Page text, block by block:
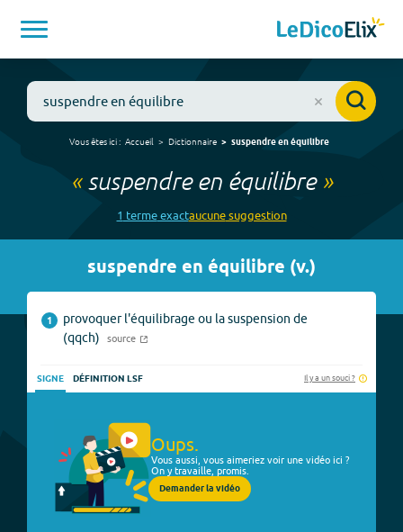
Vous êtes ici : Accueil Dictionnaire suspendre en équilibre
«suspendre en équilibre»
1 termeexactaucunesuggestion
suspendre en équilibre (v.)
1
provoquer l'équilibrage ou la suspension de
(qqch)
source
SIGNE DÉFINITION LSF Il y a un souci ?
Oups.
Vous aussi, vous aimeriez voir une vidéo ici ?
On y travaille, promis.
Demander la vidéo